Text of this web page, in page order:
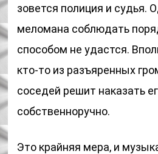
зовется полиция и судья.
меломана соблюдать
способом не удастся.
кто-то из разъяренных
соседей решит наказать
собственноручно.
Это крайняя мера, и